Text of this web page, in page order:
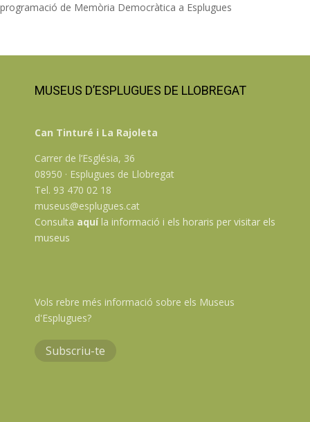
programació de Memòria Democràtica a Esplugues
MUSEUS D’ESPLUGUES DE LLOBREGAT
Can Tinturé i La Rajoleta
Carrer de l’Església, 36
08950 · Esplugues de Llobregat
Tel. 93 470 02 18
museus@esplugues.cat
Consulta aquíla informació i els horaris per visitar els
museus
Vols rebre més informació sobre els Museus
d'Esplugues?
Subscriu-te